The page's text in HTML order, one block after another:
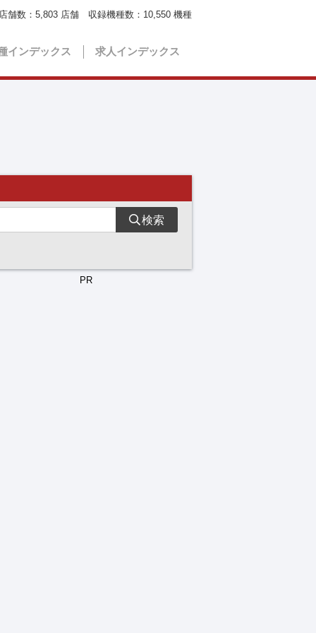
インデックス 求人インデックス
舗数： 5,803 店舗 収録機種数： 10,550 機種
検索
PR